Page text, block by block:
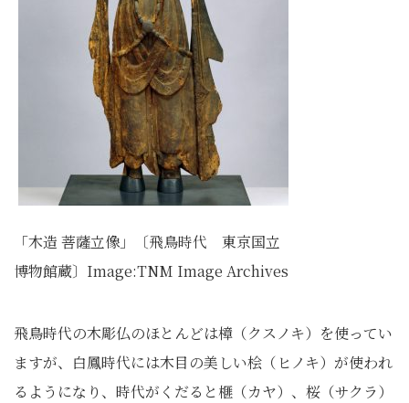
「木造 菩薩立像」〔飛鳥時代 東京国立
博物館蔵〕Image:TNM Image Archives
飛鳥時代の木彫仏のほとんどは樟（クスノキ）を使ってい
ますが、白鳳時代には木目の美しい桧（ヒノキ）が使われ
るようになり、時代がくだると榧（カヤ）、桜（サクラ）